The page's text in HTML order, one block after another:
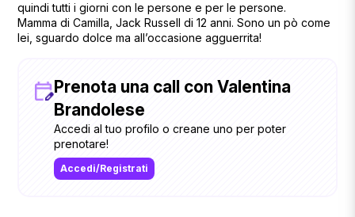
quindi tutti i giorni con le persone e per le persone.
Mamma di Camilla, Jack Russell di 12 anni. Sono un pò come
lei, sguardo dolce ma all’occasione agguerrita!
Prenota una call con Valentina
Brandolese
Accedi al tuo profilo o creane uno per poter
prenotare!
Accedi/Registrati